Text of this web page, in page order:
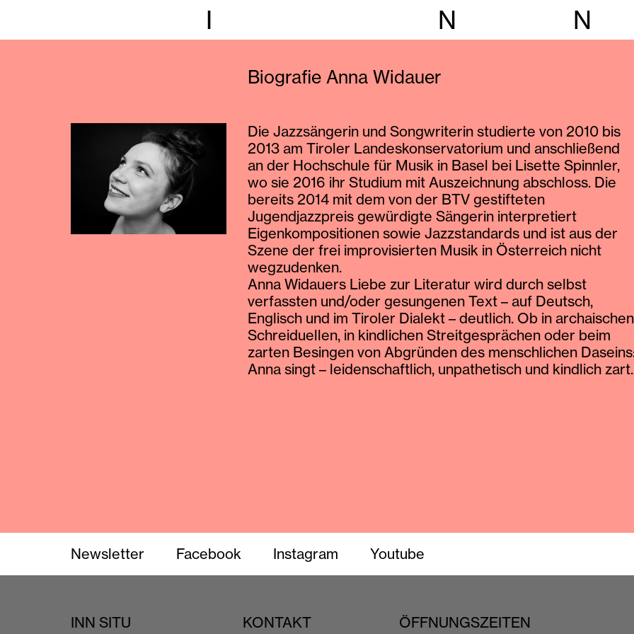
N N
Biografie Anna Widauer
Die Jazzsängerin und Songwriterin studierte von 2010 bis
2013 am Tiroler Landeskonservatorium und anschließend
an der Hochschule für Musik in Basel bei Lisette Spinnler,
wo sie 2016 ihr Studium mit Auszeichnung abschloss. Die
bereits 2014 mit dem von der BTV gestifteten
Jugendjazzpreis gewürdigte Sängerin interpretiert
Eigenkompositionen sowie Jazzstandards und ist aus der
Szene der frei improvisierten Musik in Österreich nicht
wegzudenken.
Anna Widauers Liebe zur Literatur wird durch selbst
verfassten und/oder gesungenen Text – auf Deutsch,
Englisch und im Tiroler Dialekt – deutlich. Ob in archaischen
Schreiduellen, in kindlichen Streitgesprächen oder beim
zarten Besingen von Abgründen des menschlichen
Anna singt – leidenschaftlich, unpathetisch und kindlich zart.
Newsletter Facebook Instagram Youtube
INN SITU KONTAKT ÖFFNUNGSZEITEN